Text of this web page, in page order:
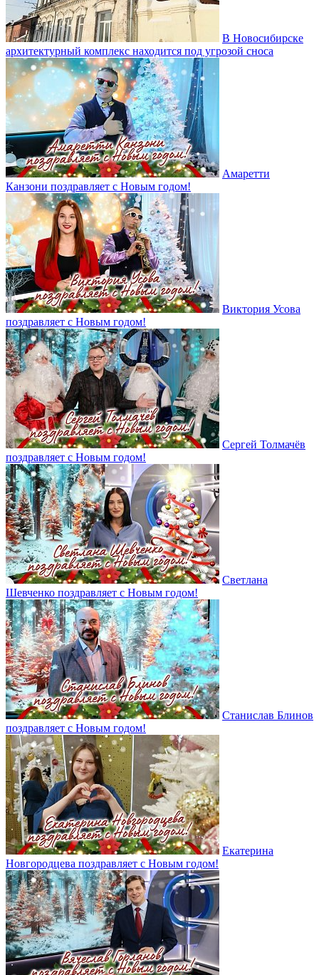
В Новосибирске
архитектурный комплекс находится под угрозой сноса
Амаретти
Канзони поздравляет с Новым годом!
Виктория Усова
поздравляет с Новым годом!
Сергей Толмачёв
поздравляет с Новым годом!
Светлана
Шевченко поздравляет с Новым годом!
Станислав Блинов
поздравляет с Новым годом!
Екатерина
Новгородцева поздравляет с Новым годом!